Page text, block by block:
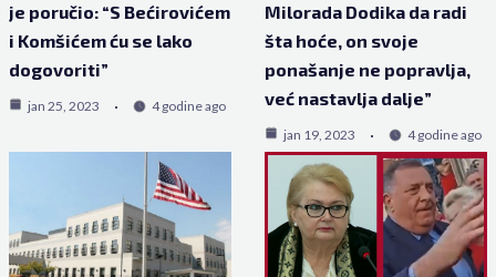
je poručio: “S Bećirovićem
i Komšićem ću se lako
dogovoriti”
jan 25, 2023 4 godine ago
Milorada Dodika da radi
šta hoće, on svoje
ponašanje ne popravlja,
već nastavlja dalje”
jan 19, 2023 4 godine ago